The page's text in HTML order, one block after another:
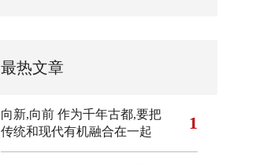
最热文章
向新,向前 作为千年古都,要把
传统和现代有机融合在一起
1